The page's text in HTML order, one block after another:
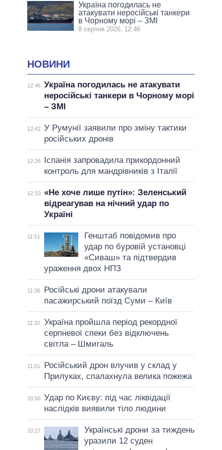
Україна погодилась не
атакувати неросійські танкери
в Чорному морі – ЗМІ
8 серпня 2026, 12:46
НОВИНИ
12:46 Україна погодилась не атакувати
неросійські танкери в Чорному морі
– ЗМІ
12:42 У Румунії заявили про зміну тактики
російських дронів
12:26
Іспанія запровадила прикордонний
контроль для мандрівників з Італії
12:10 «Не хоче лише путін»: Зеленський
відреагував на нічний удар по
Україні
11:51
Генштаб повідомив про
удар по буровій установці
«Сиваш» та підтвердив
ураження двох НПЗ
11:36
Російські дрони атакували
пасажирський поїзд Суми – Київ
11:32
Україна пройшла період рекордної
серпневої спеки без відключень
світла – Шмигаль
11:01
Російський дрон влучив у склад у
Прилуках, спалахнула велика пожежа
10:56 Удар по Києву: під час ліквідації
наслідків виявили тіло людини
10:27
Українські дрони за тиждень
уразили 12 суден